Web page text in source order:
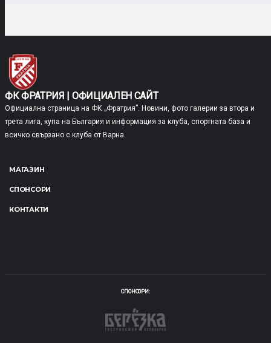
ФК ФРАТРИЯ | ОФИЦИАЛЕН САЙТ
Официална страница на ФК „Фратрия”. Новини, фото галерии за втора и
трета лига, купа на България и информация за клуба, спортната база и
всичко свързано с клуба от Варна.
МАГАЗИН
СПОНСОРИ
КОНТАКТИ
СПОНСОРИ: